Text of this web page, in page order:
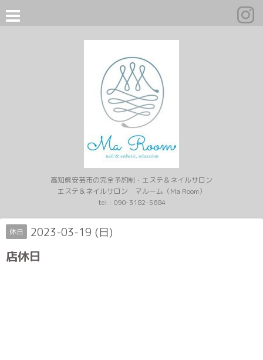
高知県安芸市の完全予約制・エステ＆ネイルサロン
エステ＆ネイルサロン マルーム（Ma Room）
tel : 090-3182-5684
休日 2023-03-19 (日)
店休日